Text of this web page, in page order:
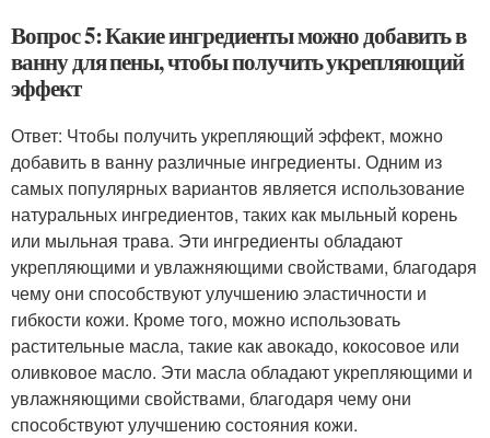
Вопрос 5: Какие ингредиенты можно добавить в
ванну для пены, чтобы получить укрепляющий
эффект
Ответ: Чтобы получить укрепляющий эффект, можно
добавить в ванну различные ингредиенты. Одним из
самых популярных вариантов является использование
натуральных ингредиентов, таких как мыльный корень
или мыльная трава. Эти ингредиенты обладают
укрепляющими и увлажняющими свойствами, благодаря
чему они способствуют улучшению эластичности и
гибкости кожи. Кроме того, можно использовать
растительные масла, такие как авокадо, кокосовое или
оливковое масло. Эти масла обладают укрепляющими и
увлажняющими свойствами, благодаря чему они
способствуют улучшению состояния кожи.